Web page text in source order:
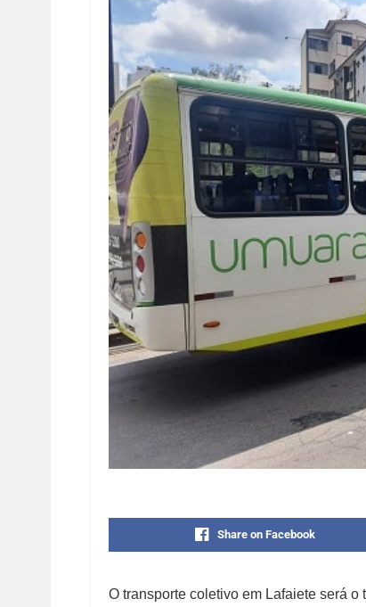
Share on Facebook
O transporte coletivo em Lafaiete será